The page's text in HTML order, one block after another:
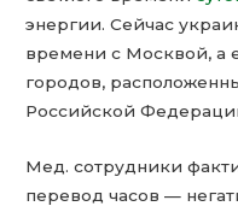
энергии. Сейчас
времени с Москвой, а
городов,
Российской
Мед. сотрудники
перевод часов —